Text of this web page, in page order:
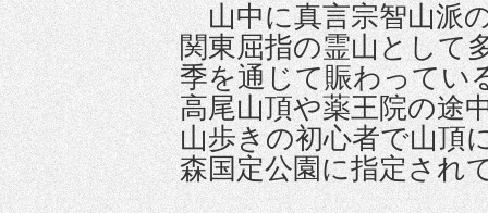
山中に真言宗智山派
関東屈指の霊山として
季を通じて賑わってい
高尾山頂や薬王院の途
山歩きの初心者で山頂
森国定公園に指定され